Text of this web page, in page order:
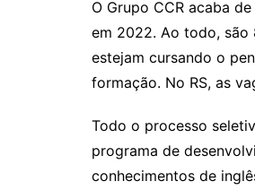
O Grupo CCR acaba
em 2022. Ao todo, são
estejam cursando o
formação. No RS, as
Todo o processo
programa de
conhecimentos de